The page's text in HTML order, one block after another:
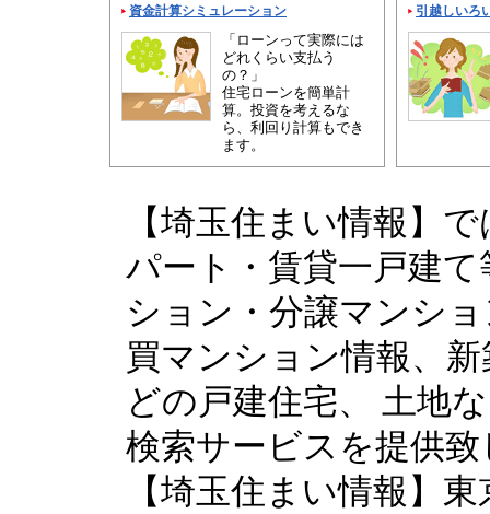
資金計算シミュレーション
「ローンって実際には
どれくらい支払う
の？」
住宅ローンを簡単計
算。投資を考えるな
ら、利回り計算もでき
ます。
引越しいろ
【埼玉住まい情報】
パート・賃貸一戸建
ション・分譲マンシ
買マンション情報、
どの戸建住宅、 土地
検索サービスを提供
【埼玉住まい情報】